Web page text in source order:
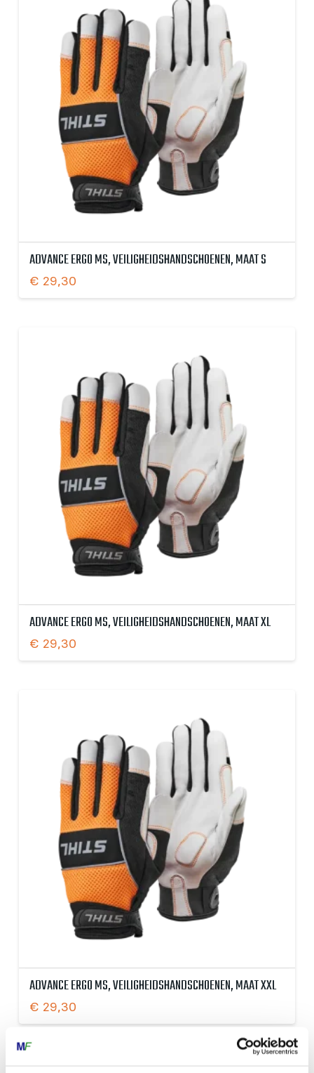
ADVANCE ERGO MS, VEILIGHEIDSHANDSCHOENEN, MAAT S
€ 29,30
ADVANCE ERGO MS, VEILIGHEIDSHANDSCHOENEN, MAAT XL
€ 29,30
ADVANCE ERGO MS, VEILIGHEIDSHANDSCHOENEN, MAAT XXL
€ 29,30